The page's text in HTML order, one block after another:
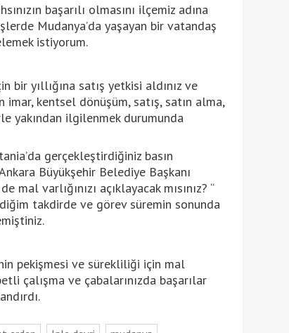
başarılı olmasını ilçemiz adına
Mudanya’da yaşayan bir vatandaş
istiyorum.
bir yıllığına satış yetkisi aldınız ve
imar, kentsel dönüşüm, satış, satın alma,
yakından ilgilenmek durumunda
gerçekleştirdiğiniz basın
Büyükşehir Belediye Başkanı
mal varlığınızı açıklayacak mısınız? “
takdirde ve görev süremin sonunda
pekişmesi ve sürekliliği için mal
çalışma ve çabalarınızda başarılar